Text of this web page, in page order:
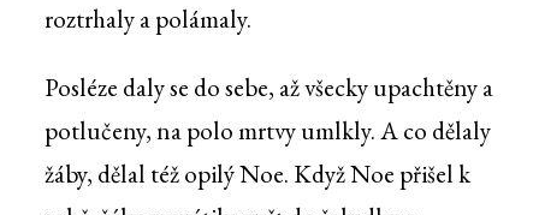
roztrhaly a polámaly.
Posléze daly se do sebe, až všecky upachtěny a
potlučeny, na polo mrtvy umlkly. A co dělaly
žáby, dělal též opilý Noe. Když Noe přišel k